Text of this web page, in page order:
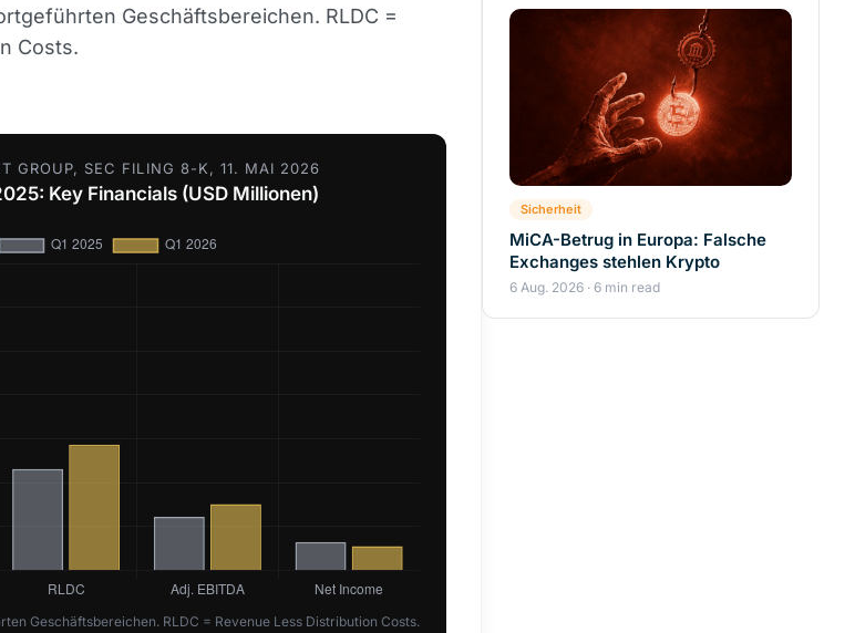
Geschäftsbereichen. RLDC =
Costs.
GROUP, SEC FILING 8-K, 11. MAI 2026
Key Financials (USD Millionen)
Geschäftsbereichen. RLDC = Revenue Less Distribution Costs.
Sicherheit
MiCA-Betrug in Europa: Falsche
Exchanges stehlen Krypto
6 Aug. 2026 · 6 min read